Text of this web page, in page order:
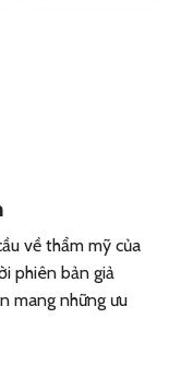
về thẩm mỹ của
phiên bản giả
mang những ưu